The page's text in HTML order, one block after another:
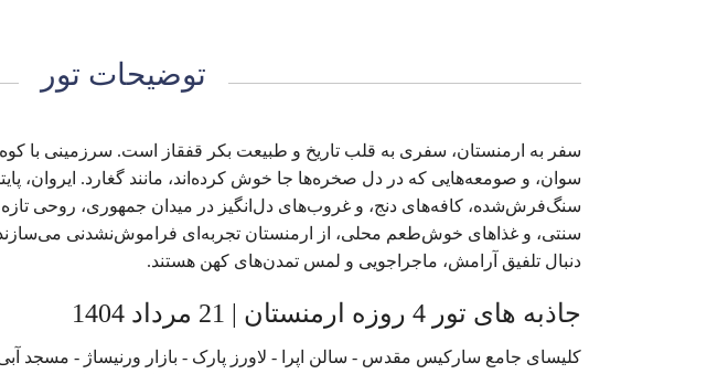
توضیحات تور
سفر به ارمنستان، سفری به قلب تاریخ و طبیعت بکر قفقاز است. سرزمینی با
سوان، و صومعه‌هایی که در دل صخره‌ها جا خوش کرده‌اند، مانند گغارد. ایروان،
سنگ‌فرش‌شده، کافه‌های دنج، و غروب‌های دل‌انگیز در میدان جمهوری، روحی
سنتی، و غذاهای خوش‌طعم محلی، از ارمنستان تجربه‌ای فراموش‌نشدنی
دنبال تلفیق آرامش، ماجراجویی و لمس تمدن‌های کهن هستند.
جاذبه های تور 4 روزه ارمنستان | 21 مرداد 1404
کلیسای جامع سارکیس مقدس - سالن اپرا - لاورز پارک - بازار ورنیساژ - مسجد